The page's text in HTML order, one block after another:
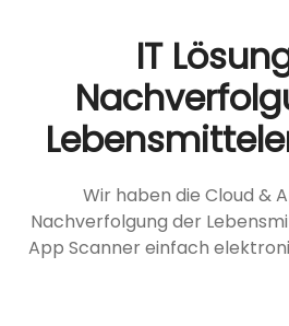
IT
Wir haben die Cloud &
Nachverfolgung der
App Scanner einfach